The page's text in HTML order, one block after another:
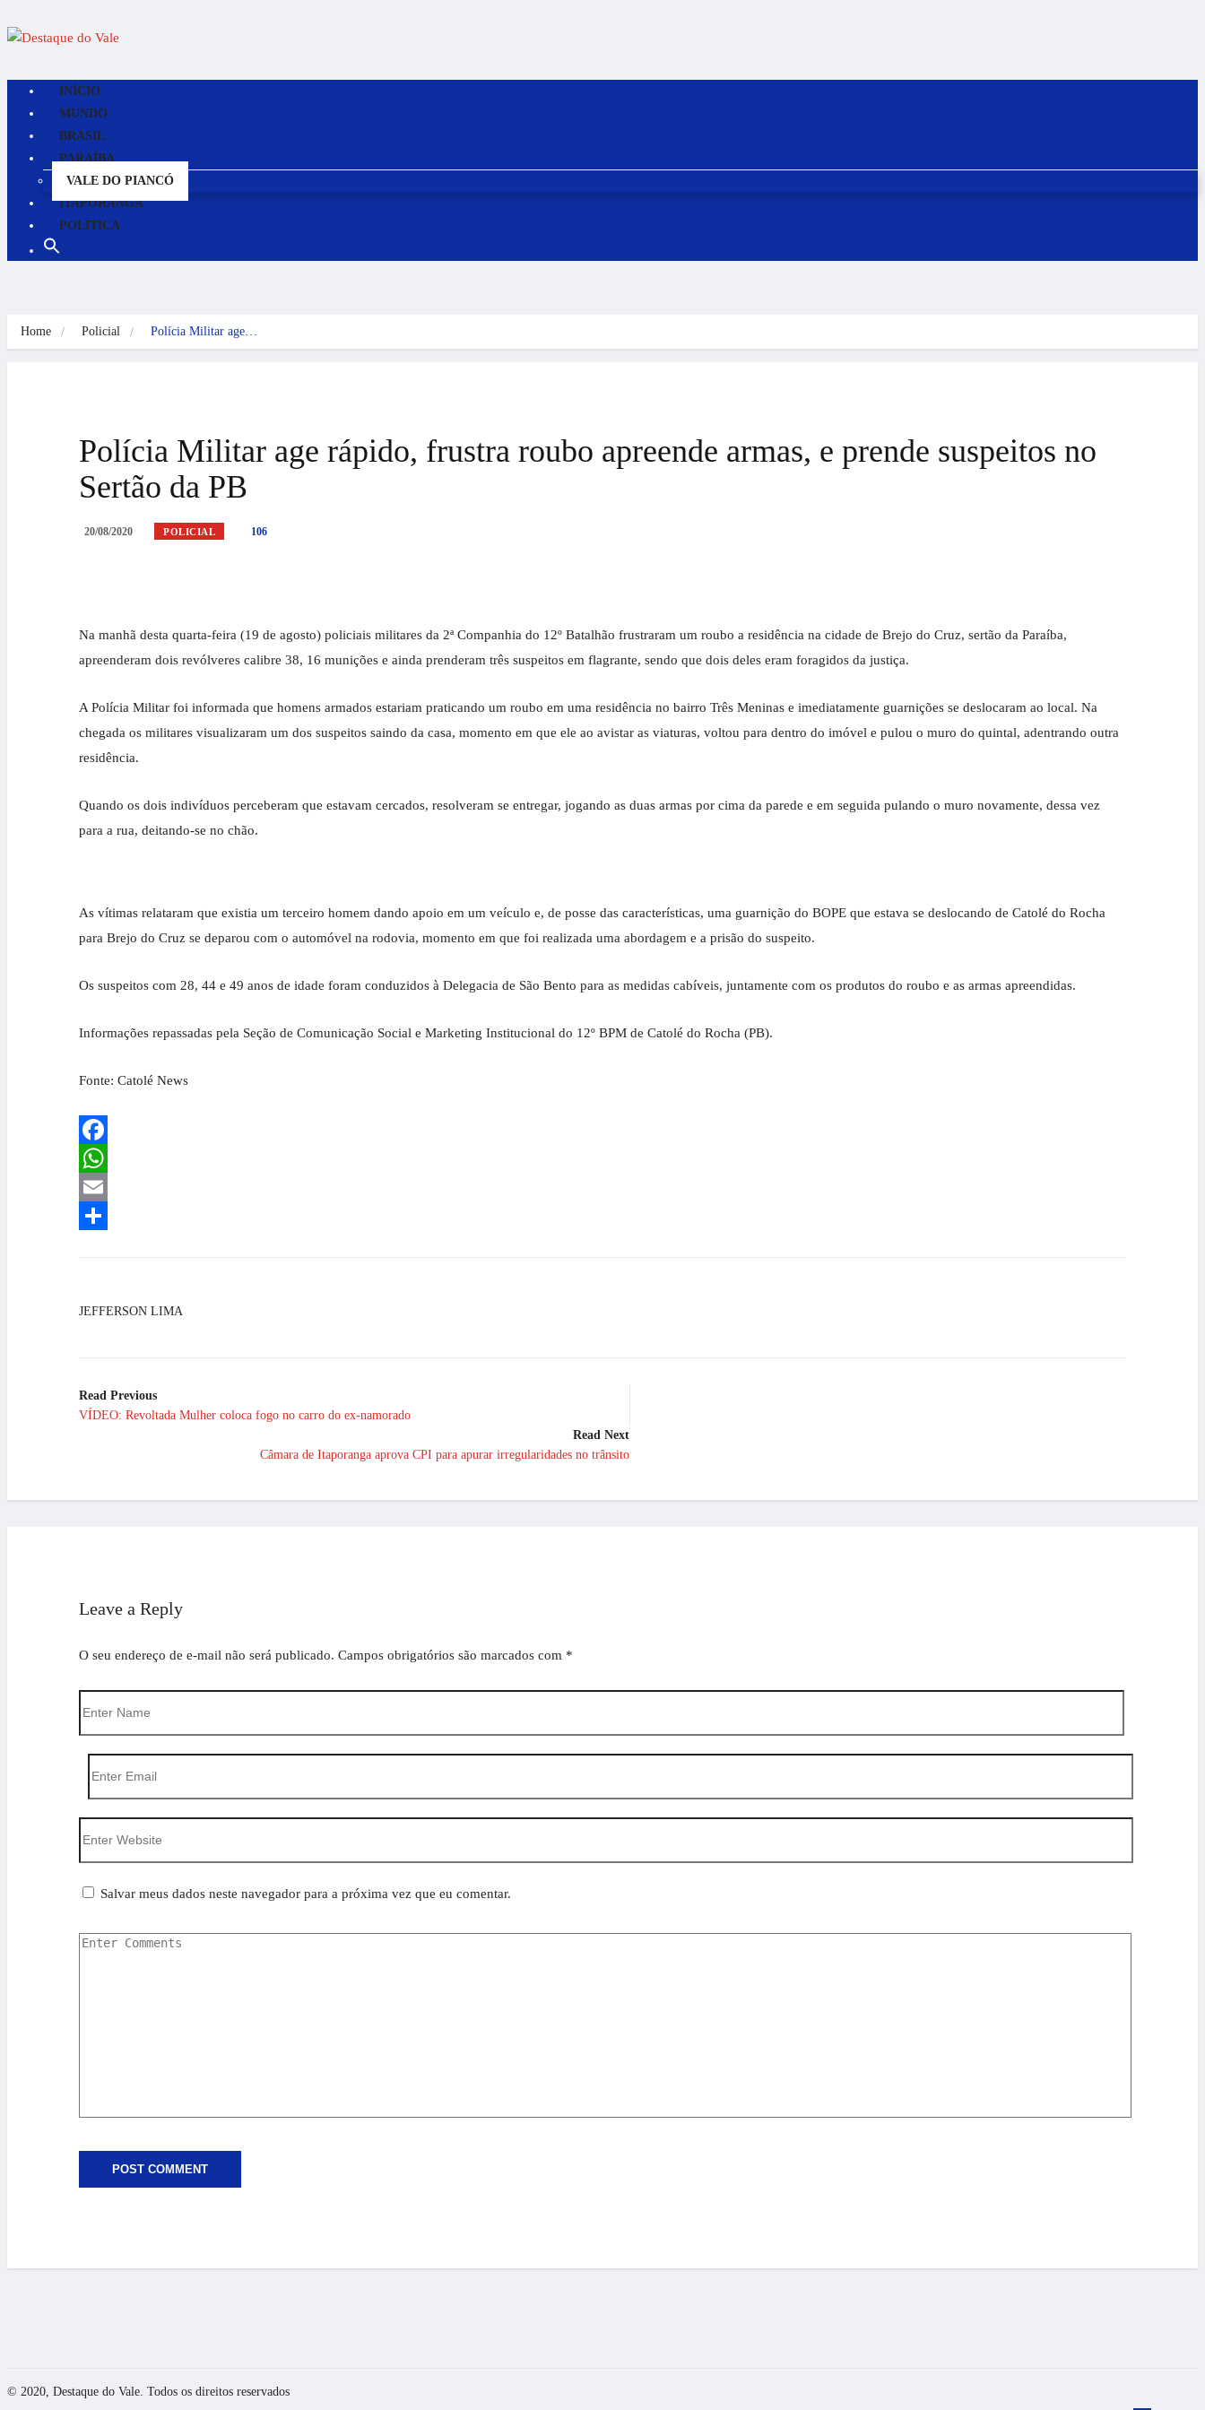
INÍCIO
MUNDO
BRASIL
PARAÍBA
VALE DO PIANCÓ
ITAPORANGA
POLÍTICA
Home Policial Polícia Militar age…
Polícia Militar age rápido, frustra roubo apreende armas, e prende suspeitos no
Sertão da PB
20/08/2020 POLICIAL 106
Na manhã desta quarta-feira (19 de agosto) policiais militares da 2ª Companhia do 12º Batalhão frustraram um roubo a residência na cidade de Brejo do Cruz, sertão da Paraíba,
apreenderam dois revólveres calibre 38, 16 munições e ainda prenderam três suspeitos em flagrante, sendo que dois deles eram foragidos da justiça.
A Polícia Militar foi informada que homens armados estariam praticando um roubo em uma residência no bairro Três Meninas e imediatamente guarnições se deslocaram ao local. Na
chegada os militares visualizaram um dos suspeitos saindo da casa, momento em que ele ao avistar as viaturas, voltou para dentro do imóvel e pulou o muro do quintal, adentrando outra
residência.
Quando os dois indivíduos perceberam que estavam cercados, resolveram se entregar, jogando as duas armas por cima da parede e em seguida pulando o muro novamente, dessa vez
para a rua, deitando-se no chão.
As vítimas relataram que existia um terceiro homem dando apoio em um veículo e, de posse das características, uma guarnição do BOPE que estava se deslocando de Catolé do Rocha
para Brejo do Cruz se deparou com o automóvel na rodovia, momento em que foi realizada uma abordagem e a prisão do suspeito.
Os suspeitos com 28, 44 e 49 anos de idade foram conduzidos à Delegacia de São Bento para as medidas cabíveis, juntamente com os produtos do roubo e as armas apreendidas.
Informações repassadas pela Seção de Comunicação Social e Marketing Institucional do 12º BPM de Catolé do Rocha (PB).
Fonte: Catolé News
Facebook
WhatsApp
Email
JEFFERSON LIMA
Read Previous
VÍDEO: Revoltada Mulher coloca fogo no carro do ex-namorado
Read Next
Câmara de Itaporanga aprova CPI para apurar irregularidades no trânsito
Leave a Reply
O seu endereço de e-mail não será publicado. Campos obrigatórios são marcados com *
Salvar meus dados neste navegador para a próxima vez que eu comentar.
© 2020, Destaque do Vale. Todos os direitos reservados